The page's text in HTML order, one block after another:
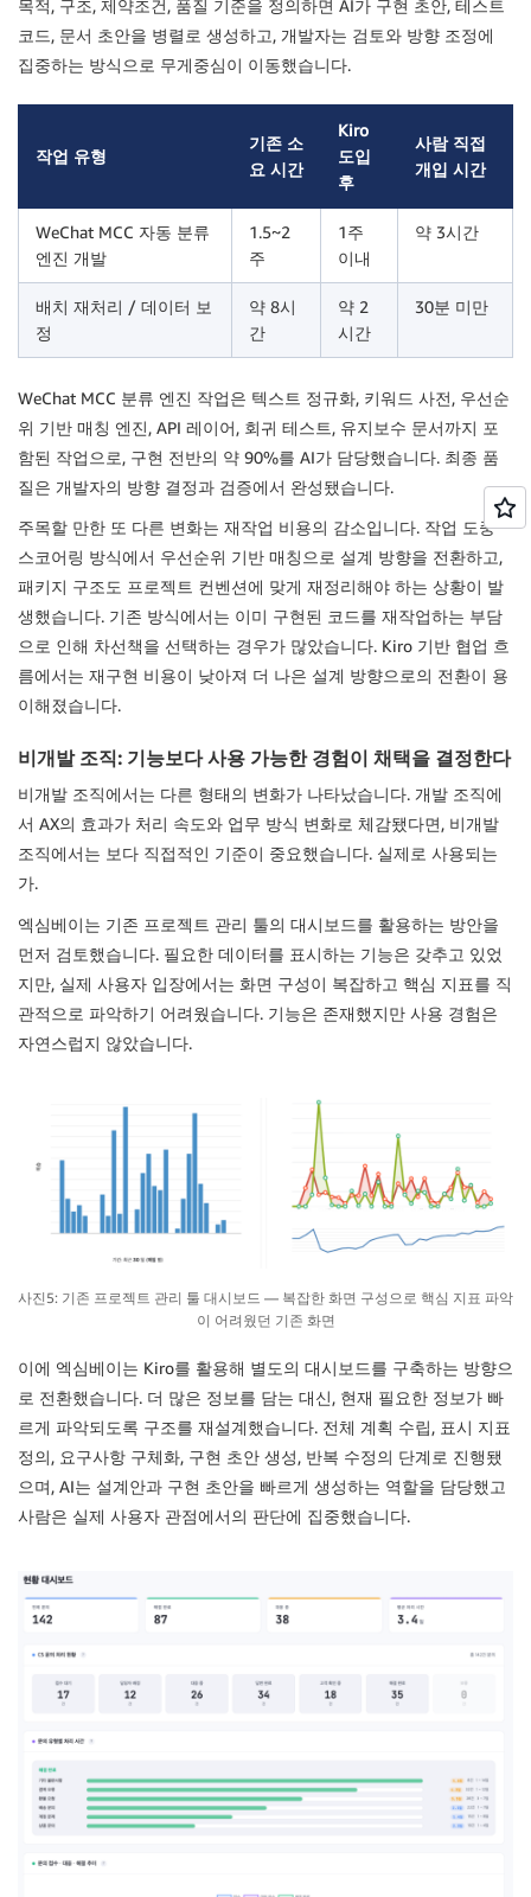
목적, 구조, 제약조건, 품질 기준을 정의하면 AI가 구현 초안, 테스트
코드, 문서 초안을 병렬로 생성하고, 개발자는 검토와 방향 조정에
집중하는 방식으로 무게중심이 이동했습니다.
작업 유형
기존 소
요 시간
Kiro
도입
후
사람 직접
개입 시간
WeChat MCC 자동 분류
엔진 개발
1.5~2
주
1주
이내
약 3시간
배치 재처리 / 데이터 보
정
약 8시
간
약 2
시간
30분 미만
WeChat MCC 분류 엔진 작업은 텍스트 정규화, 키워드 사전, 우선순
위 기반 매칭 엔진, API 레이어, 회귀 테스트, 유지보수 문서까지 포
함된 작업으로, 구현 전반의 약 90%를 AI가 담당했습니다. 최종 품
질은 개발자의 방향 결정과 검증에서 완성됐습니다.
주목할 만한 또 다른 변화는 재작업 비용의 감소입니다. 작업 도중
스코어링 방식에서 우선순위 기반 매칭으로 설계 방향을 전환하고,
패키지 구조도 프로젝트 컨벤션에 맞게 재정리해야 하는 상황이 발
생했습니다. 기존 방식에서는 이미 구현된 코드를 재작업하는 부담
으로 인해 차선책을 선택하는 경우가 많았습니다. Kiro 기반 협업 흐
름에서는 재구현 비용이 낮아져 더 나은 설계 방향으로의 전환이 용
이해졌습니다.
비개발 조직: 기능보다 사용 가능한 경험이 채택을 결정한다
비개발 조직에서는 다른 형태의 변화가 나타났습니다. 개발 조직에
서 AX의 효과가 처리 속도와 업무 방식 변화로 체감됐다면, 비개발
조직에서는 보다 직접적인 기준이 중요했습니다. 실제로 사용되는
가.
엑심베이는 기존 프로젝트 관리 툴의 대시보드를 활용하는 방안을
먼저 검토했습니다. 필요한 데이터를 표시하는 기능은 갖추고 있었
지만, 실제 사용자 입장에서는 화면 구성이 복잡하고 핵심 지표를 직
관적으로 파악하기 어려웠습니다. 기능은 존재했지만 사용 경험은
자연스럽지 않았습니다.
사진5: 기존 프로젝트 관리 툴 대시보드 — 복잡한 화면 구성으로 핵심 지표 파악
이 어려웠던 기존 화면
이에 엑심베이는 Kiro를 활용해 별도의 대시보드를 구축하는 방향으
로 전환했습니다. 더 많은 정보를 담는 대신, 현재 필요한 정보가 빠
르게 파악되도록 구조를 재설계했습니다. 전체 계획 수립, 표시 지표
정의, 요구사항 구체화, 구현 초안 생성, 반복 수정의 단계로 진행됐
으며, AI는 설계안과 구현 초안을 빠르게 생성하는 역할을 담당했고
사람은 실제 사용자 관점에서의 판단에 집중했습니다.